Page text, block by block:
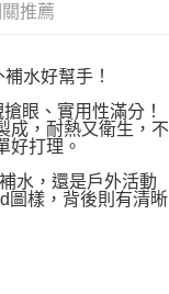
推薦
水好幫手！
眼、實用性滿分！
成，耐熱又衛生，不
好打理。
水，還是戶外活動
圖樣，背後則有清晰